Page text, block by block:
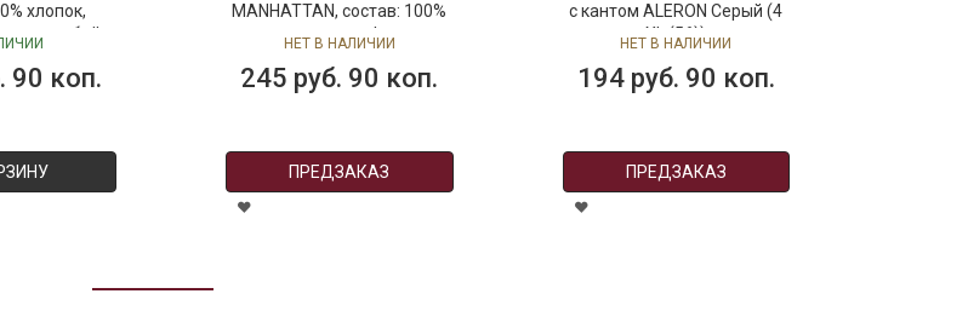
хлопок,
голубой
90 коп.
MANHATTAN, состав: 100%
хлопок, размер L, цвет:
НЕТ В НАЛИЧИИ
245 руб. 90 коп.
ПРЕДЗАКАЗ
с кантом ALERON Серый (4
XL (56))
НЕТ В НАЛИЧИИ
194 руб. 90 коп.
ПРЕДЗАКАЗ